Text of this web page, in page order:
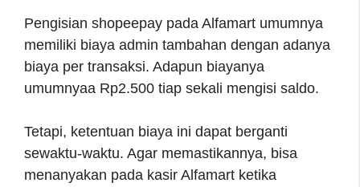
Pengisian shopeepay pada Alfamart umumnya
memiliki biaya admin tambahan dengan adanya
biaya per transaksi. Adapun biayanya
umumnyaa Rp2.500 tiap sekali mengisi saldo.
Tetapi, ketentuan biaya ini dapat berganti
sewaktu-waktu. Agar memastikannya, bisa
menanyakan pada kasir Alfamart ketika